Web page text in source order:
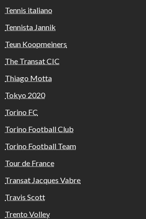
Tennis italiano
Tennista Jannik
Teun Koopmeiners
The Transat CIC
Thiago Motta
Tokyo 2020
Torino FC
Torino Football Club
Torino Football Team
Tour de France
Transat Jacques Vabre
Travis Scott
Trento Volley